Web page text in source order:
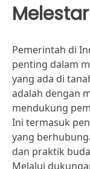
Pemerintah di
penting dalam
yang ada di
adalah dengan
mendukung
Ini termasuk
yang
dan praktik
Melalui